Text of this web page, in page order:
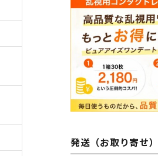
発送（お取り寄せ